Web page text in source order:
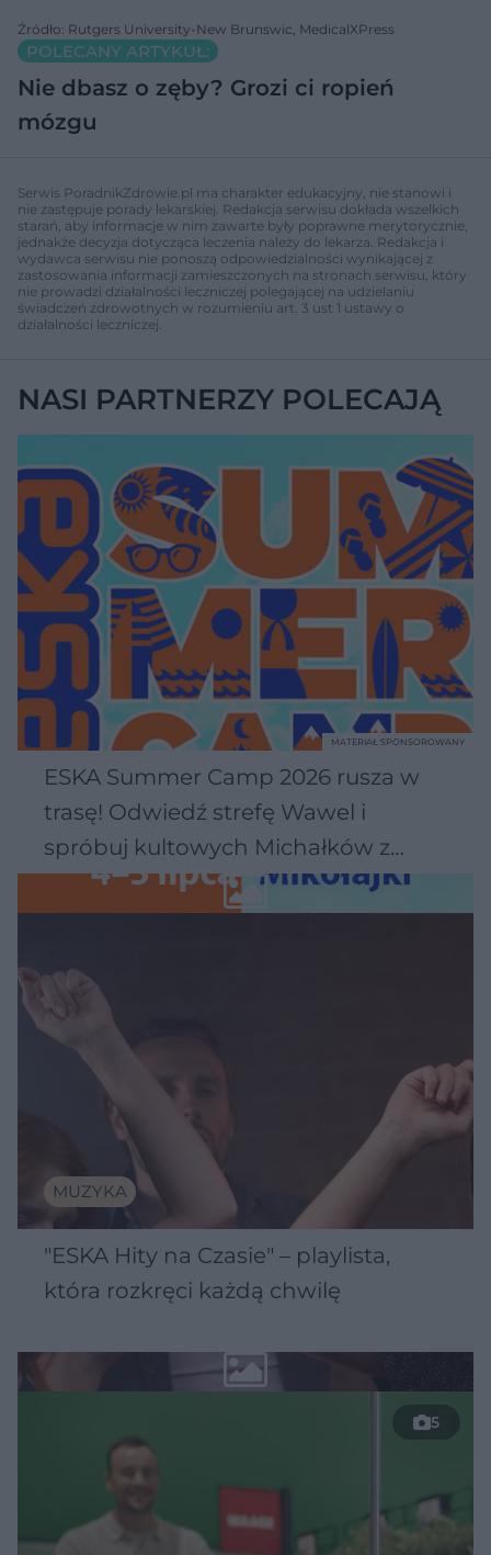
Źródło: Rutgers University-New Brunswic, MedicalXPress
POLECANY ARTYKUŁ:
Nie dbasz o zęby? Grozi ci ropień
mózgu
Serwis PoradnikZdrowie.pl ma charakter edukacyjny, nie stanowi i
nie zastępuje porady lekarskiej. Redakcja serwisu dokłada wszelkich
starań, aby informacje w nim zawarte były poprawne merytorycznie,
jednakże decyzja dotycząca leczenia należy do lekarza. Redakcja i
wydawca serwisu nie ponoszą odpowiedzialności wynikającej z
zastosowania informacji zamieszczonych na stronach serwisu, który
nie prowadzi działalności leczniczej polegającej na udzielaniu
świadczeń zdrowotnych w rozumieniu art. 3 ust 1 ustawy o
działalności leczniczej.
NASI PARTNERZY POLECAJĄ
ESKA Summer Camp 2026 rusza w
trasę! Odwiedź strefę Wawel i
spróbuj kultowych Michałków z
Wawelu
MATERIAŁ SPONSOROWANY
MUZYKA
"ESKA Hity na Czasie" – playlista,
która rozkręci każdą chwilę
5